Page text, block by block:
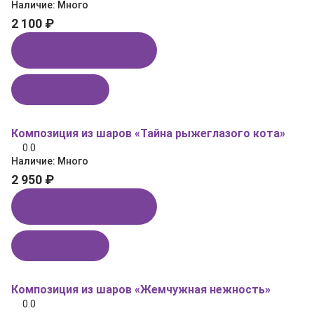
Наличие: Много
2 100 ₽
Композиция из шаров «Тайна рыжеглазого кота»
0.0
Наличие: Много
2 950 ₽
Композиция из шаров «Жемчужная нежность»
0.0